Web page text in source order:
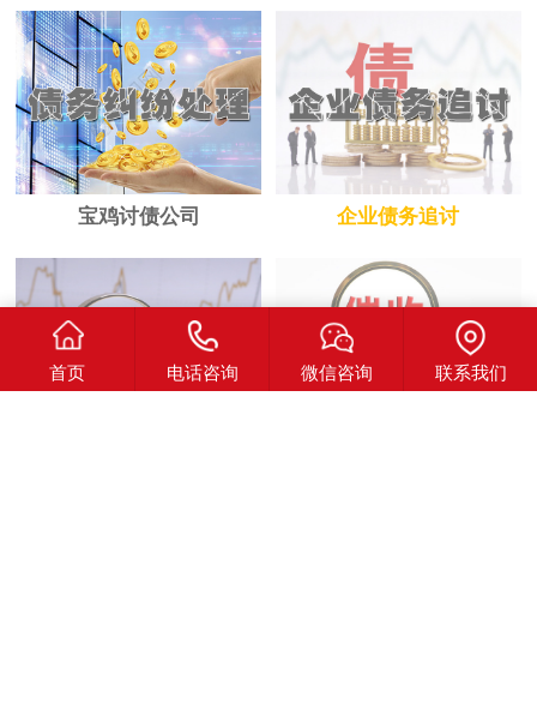
宝鸡讨债公司 企业债务追讨
首页 电话咨询 微信咨询 联系我们